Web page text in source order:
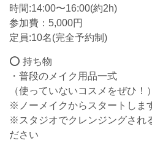
時間:14:00〜16:00(約2h)
参加費：5,000円
定員:10名(完全予約制)
⭕️ 持ち物
・普段のメイク用品一式
（使っていないコスメをぜひ！）
※ノーメイクからスタートしま
※スタジオでクレンジングされ
ださい